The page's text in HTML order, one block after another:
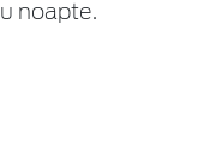
noapte.